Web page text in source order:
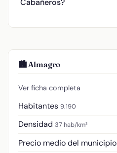
Cabañeros?
🏙️ Almagro
Ver ficha completa
Habitantes 9.190
Densidad 37 hab/km²
Precio medio del municipio